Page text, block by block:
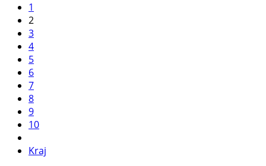
1
2
3
4
5
6
7
8
9
10
Kraj